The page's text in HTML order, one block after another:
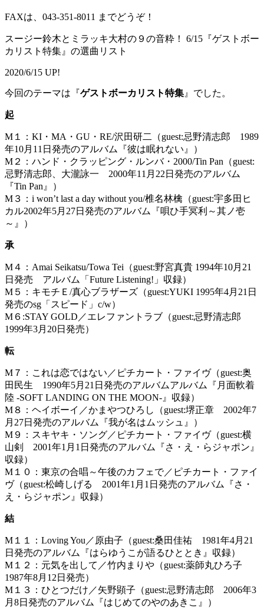
FAXは、043-351-8011 までどうぞ！
スージー鈴木とミラッキ大村の９の音粋！ 6/15『ゲストボー
カリスト特集』の選曲リスト
2020/6/15 UP!
今回のテーマは『ゲストボーカリスト特集 』でした。
起
M１：KI・MA・GU・RE/沢田研二（guest:忌野清志郎 1989
年10月11日発売のアルバム『彼は眠れない』）
M２：ハンド・クラッピング・ルンバ・2000/Tin Pan（guest:
忌野清志郎、大瀧詠一 2000年11月22日発売のアルバム
『Tin Pan』）
M３：i won’t last a day without you/椎名林檎（guest:宇多田ヒ
カル2002年5月27日発売のアルバム『唄ひ手冥利～其ノ壱
～』）
承
M４：Amai Seikatsu/Towa Tei（guest:野宮真貴 1994年10月21
日発売 アルバム「Future Listening!」収録）
M５：キモチＥ/真心ブラザーズ（guest:YUKI 1995年4月21日
発売のsg「スピード」c/w）
M６:STAY GOLD／エレファントラブ（guest:忌野清志郎
1999年3月20日発売）
転
M７：これは恋ではない／ピチカート・ファイヴ（guest:奥
田民生 1990年5月21日発売のアルバムアルバム『月面軟着
陸 -SOFT LANDING ON THE MOON-』収録）
M８：ヘイボーイ／かまやつひろし（guest:堺正章 2002年7
月27日発売のアルバム『我が名はムッシュ』）
M９：スキヤキ・ソング／ピチカート・ファイヴ（guest:横
山剣 2001年1月1日発売のアルバム『さ・え・らジャポン』
収録）
M１０：東京の合唱～午後のカフェで／ピチカート・ファイ
ヴ（guest:松崎しげる 2001年1月1日発売のアルバム『さ・
え・らジャポン』収録）
結
M１１：Loving You／原由子（guest:桑田佳祐 1981年4月21
日発売のアルバム『はらゆうこが語るひととき』収録）
M１２：元気を出して／竹内まりや（guest:薬師丸ひろ子
1987年8月12日発売）
M１３：ひとつだけ／矢野顕子（guest:忌野清志郎 2006年3
月8日発売のアルバム『はじめてのやのあきこ』）